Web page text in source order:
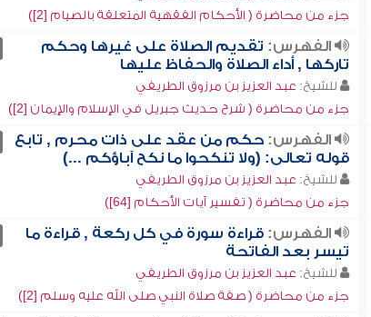
جزء من محاضرة ( الأحكام الفقهية المتعلقة بالصيام [2])
الفهرس: تقديم الصلاة على غيرها وحكم
تاركها , أداء الصلاة والحفاظ عليها
للشيخ: عبد العزيز بن مرزوق الطريفي
جزء من محاضرة ( شرح حديث جبريل في الإسلام والإيمان [2])
الفهرس: حكم من عقد على ذات محرم , تابع
قوله تعالى: (ولا تنكحوا ما نكح آباؤكم ...)
للشيخ: عبد العزيز بن مرزوق الطريفي
جزء من محاضرة ( تفسير آيات الأحكام [64])
الفهرس: قراءة سورة في كل ركعة , قراءة ما
تيسر بعد الفاتحة
للشيخ: عبد العزيز بن مرزوق الطريفي
جزء من محاضرة ( صفة صلاة النبي صلى الله عليه وسلم [2])